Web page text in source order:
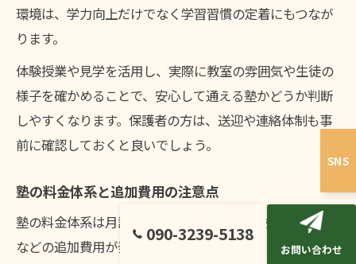
環境は、学力向上だけでなく学習習慣の定着にもつなが
ります。
体験授業や見学を活用し、実際に教室の雰囲気や生徒の
様子を確かめることで、安心して通える塾かどうか判断
しやすくなります。保護者の方は、送迎や連絡体制も事
前に確認しておくと良いでしょう。
塾の料金体系と追加費用の注意点
塾の料金体系は月謝以外にも、入会金・教材費・模試代
などの追加費用が発生する場合があります。岩見沢市の
SNS
090-3239-5138
お問い合わせ